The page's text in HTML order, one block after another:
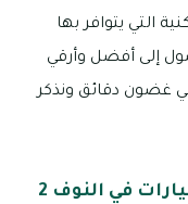
السكنية التي يتوافر بها
إلى أفضل وأرقي
غضون دقائق ونذكر
في النوف 2